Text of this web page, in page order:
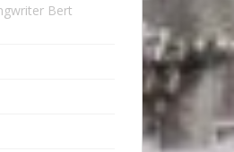
Bert